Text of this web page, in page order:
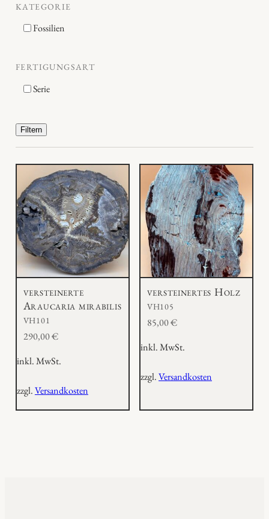
KATEGORIE
Fossilien
FERTIGUNGSART
Serie
Filtern
versteinerte
Araucaria mirabilis
VH101
290,00€
inkl. MwSt.
zzgl.Versandkosten
versteinertes Holz
VH105
85,00€
inkl. MwSt.
zzgl.Versandkosten